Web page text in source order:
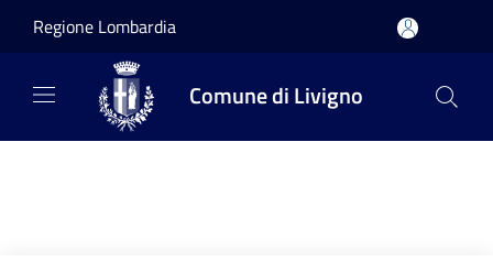
Regione Lombardia
Comune di Livigno